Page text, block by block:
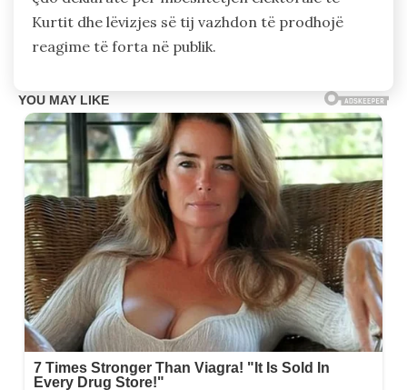
Kurtit dhe lëvizjes së tij vazhdon të prodhojë
reagime të forta në publik.